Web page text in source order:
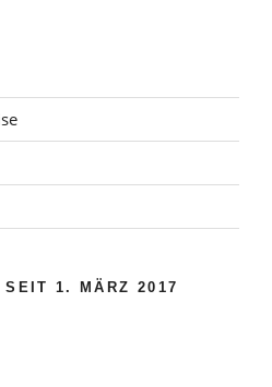
SEIT 1. MÄRZ 2017